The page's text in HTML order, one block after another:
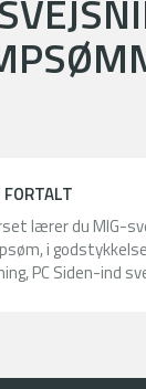
lærer du MIG-
i
PC Siden-ind